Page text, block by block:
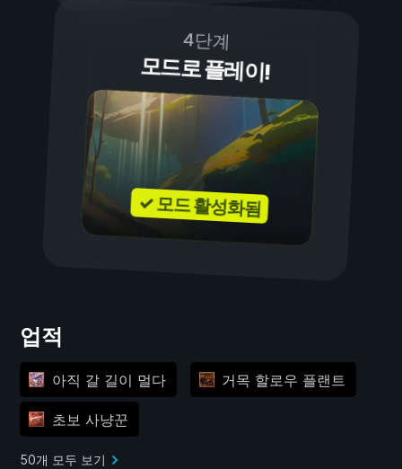
4단계
모드로 플레이!
✓ 모드 활성화됨
업적
아직 갈 길이 멀다 거목 할로우 플랜트
초보 사냥꾼
50개 모두 보기